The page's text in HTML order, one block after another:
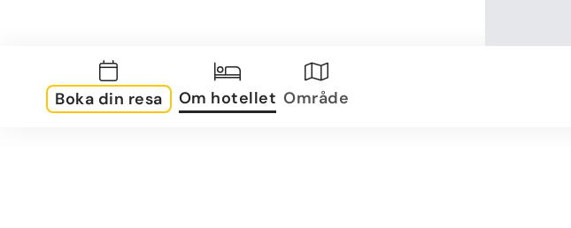
Boka din resa Om hotellet Område